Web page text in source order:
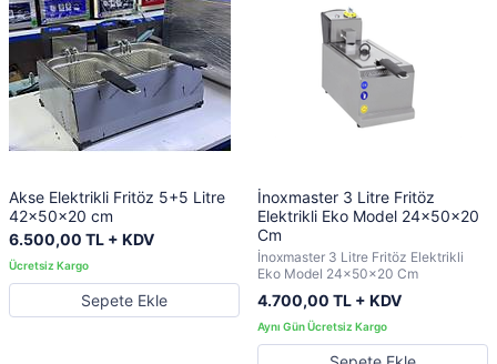
Akse Elektrikli Fritöz 5+5 Litre
42x50x20 cm
6.500,00 TL + KDV
Sepete Ekle
İnoxmaster 3 Litre Fritöz
Elektrikli Eko Model 24x50x20
Cm
İnoxmaster 3 Litre Fritöz Elektrikli
Eko Model 24x50x20 Cm
4.700,00 TL + KDV